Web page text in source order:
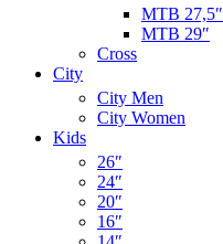
MTB 27,5″
MTB 29″
Cross
City
City Men
City Women
Kids
26″
24″
20″
16″